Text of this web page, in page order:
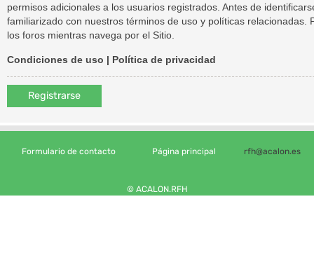
permisos adicionales a los usuarios registrados. Antes de
familiarizado con nuestros términos de uso y políticas relacionadas.
los foros mientras navega por el Sitio.
Condiciones de uso | Política de privacidad
Registrarse
Formulario de contacto Página principal rfh@acalon.es
© ACALON.RFH